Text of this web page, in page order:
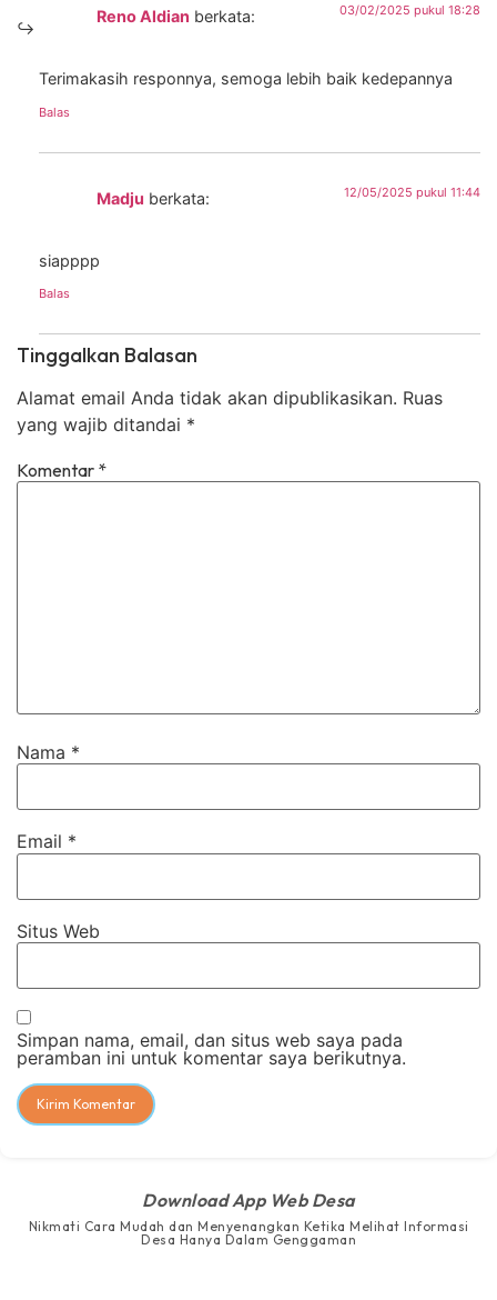
Reno Aldian berkata: 03/02/2025 pukul 18:28
Terimakasih responnya, semoga lebih baik kedepannya
Balas
Madju berkata: 12/05/2025 pukul 11:44
siapppp
Balas
Tinggalkan Balasan
Alamat email Anda tidak akan dipublikasikan. Ruas
yang wajib ditandai *
Komentar *
Nama *
Email *
Situs Web
Simpan nama, email, dan situs web saya pada
peramban ini untuk komentar saya berikutnya.
Download App Web Desa
Nikmati Cara Mudah dan Menyenangkan Ketika Melihat Informasi
Desa Hanya Dalam Genggaman